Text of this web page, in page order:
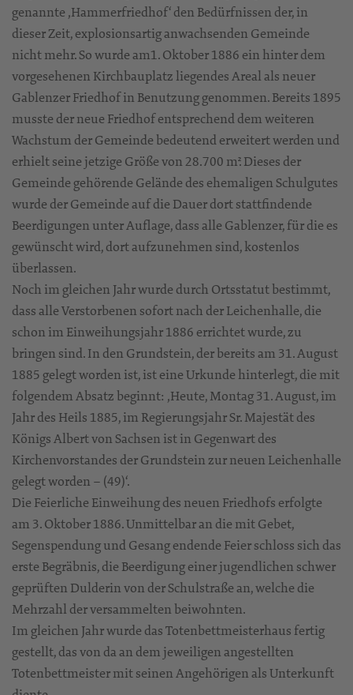
genannte ‚Hammerfriedhof‘ den Bedürfnissen der, in
dieser Zeit, explosionsartig anwachsenden Gemeinde
nicht mehr. So wurde am1. Oktober 1886 ein hinter dem
vorgesehenen Kirchbauplatz liegendes Areal als neuer
Gablenzer Friedhof in Benutzung genommen. Bereits 1895
musste der neue Friedhof entsprechend dem weiteren
Wachstum der Gemeinde bedeutend erweitert werden und
erhielt seine jetzige Größe von 28.700 m². Dieses der
Gemeinde gehörende Gelände des ehemaligen Schulgutes
wurde der Gemeinde auf die Dauer dort stattfindende
Beerdigungen unter Auflage, dass alle Gablenzer, für die es
gewünscht wird, dort aufzunehmen sind, kostenlos
überlassen.
Noch im gleichen Jahr wurde durch Ortsstatut bestimmt,
dass alle Verstorbenen sofort nach der Leichenhalle, die
schon im Einweihungsjahr 1886 errichtet wurde, zu
bringen sind. In den Grundstein, der bereits am 31. August
1885 gelegt worden ist, ist eine Urkunde hinterlegt, die mit
folgendem Absatz beginnt: ‚Heute, Montag 31. August, im
Jahr des Heils 1885, im Regierungsjahr Sr. Majestät des
Königs Albert von Sachsen ist in Gegenwart des
Kirchenvorstandes der Grundstein zur neuen Leichenhalle
gelegt worden – (49)‘.
Die Feierliche Einweihung des neuen Friedhofs erfolgte
am 3. Oktober 1886. Unmittelbar an die mit Gebet,
Segenspendung und Gesang endende Feier schloss sich das
erste Begräbnis, die Beerdigung einer jugendlichen schwer
geprüften Dulderin von der Schulstraße an, welche die
Mehrzahl der versammelten beiwohnten.
Im gleichen Jahr wurde das Totenbettmeisterhaus fertig
gestellt, das von da an dem jeweiligen angestellten
Totenbettmeister mit seinen Angehörigen als Unterkunft